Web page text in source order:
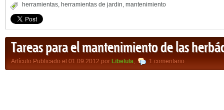
herramientas, herramientas de jardin, mantenimiento
Tareas para el mantenimiento de las
Artículo Publicado el 01.09.2012 por Libelula, 1 comentario